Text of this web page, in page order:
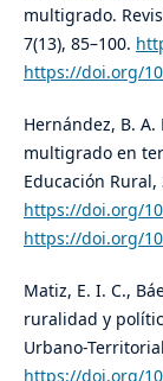
multigrado.
7(13), 85–100.
https://doi.org/
Hernández, B. A.
multigrado en
Educación Rural,
https://doi.org/
https://doi.org/
Matiz, E. I. C.,
ruralidad y
Urbano-
https://doi.org/